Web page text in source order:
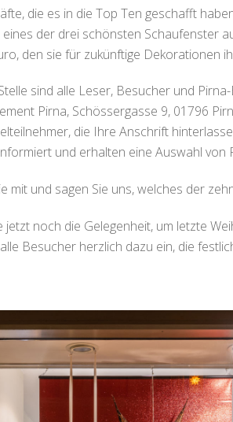
die es in die Top Ten geschafft
eines der drei schönsten Schaufenster
den sie für zukünftige Dekorationen
sind alle Leser, Besucher und
Pirna, Schössergasse 9, 01796
die Ihre Anschrift
und erhalten eine Auswahl von
mit und sagen Sie uns, welches der
jetzt noch die Gelegenheit, um letzte
Besucher herzlich dazu ein, die